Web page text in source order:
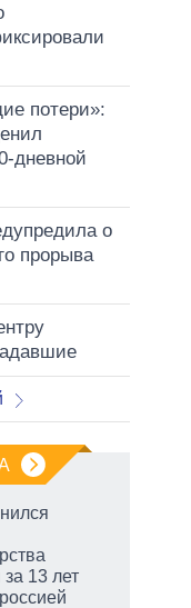
потери»:
дневной
о
прорыва
13 лет